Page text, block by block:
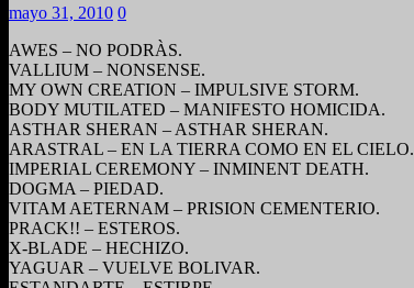
mayo 31, 2010 0
AWES – NO PODRÀS.
VALLIUM – NONSENSE.
MY OWN CREATION – IMPULSIVE STORM.
BODY MUTILATED – MANIFESTO HOMICIDA.
ASTHAR SHERAN – ASTHAR SHERAN.
ARASTRAL – EN LA TIERRA COMO EN EL CIELO.
IMPERIAL CEREMONY – INMINENT DEATH.
DOGMA – PIEDAD.
VITAM AETERNAM – PRISION CEMENTERIO.
PRACK!! – ESTEROS.
X-BLADE – HECHIZO.
YAGUAR – VUELVE BOLIVAR.